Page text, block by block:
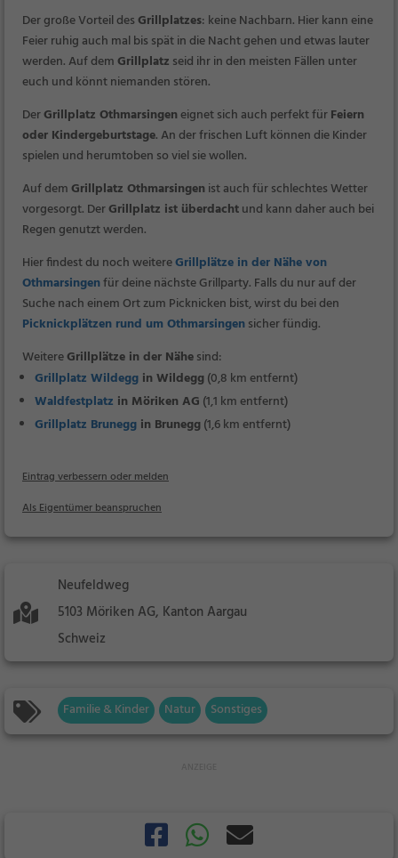
Der große Vorteil desGrillplatzes: keine Nachbarn. Hier kann eine
Feier ruhig auch mal bis spät in die Nacht gehen und etwas lauter
werden. Auf demGrillplatz seid ihr in den meisten Fällen unter
euch und könnt niemanden stören.
DerGrillplatz Othmarsingeneignet sich auch perfekt fürFeiern
oder Kindergeburtstage. An der frischen Luft können die Kinder
spielen und herumtoben so viel sie wollen.
Auf demGrillplatz Othmarsingen ist auch für schlechtes Wetter
vorgesorgt. DerGrillplatz ist überdachtund kann daher auch bei
Regen genutzt werden.
Hier findest du noch weitereGrillplätze in der Nähe von
Othmarsingenfür deine nächste Grillparty. Falls du nur auf der
Suche nach einem Ort zum Picknicken bist, wirst du bei den
Picknickplätzen rund um Othmarsingensicher fündig.
WeitereGrillplätze in der Nähesind:
Grillplatz Wildegg in Wildegg(0,8 km entfernt)
Waldfestplatz in Möriken AG (1,1 km entfernt)
Grillplatz Brunegg in Brunegg(1,6 km entfernt)
Eintrag verbessern oder melden
Als Eigentümer beanspruchen
Neufeldweg
5103 Möriken AG, Kanton Aargau
Schweiz
Familie & Kinder Natur Sonstiges